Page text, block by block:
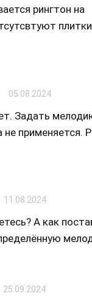
рингтон на
05.08.2024
Задать
не применяется.
11.08.2024
А как
25.09.2024